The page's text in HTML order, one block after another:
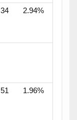
34 2.94%
51 1.96%